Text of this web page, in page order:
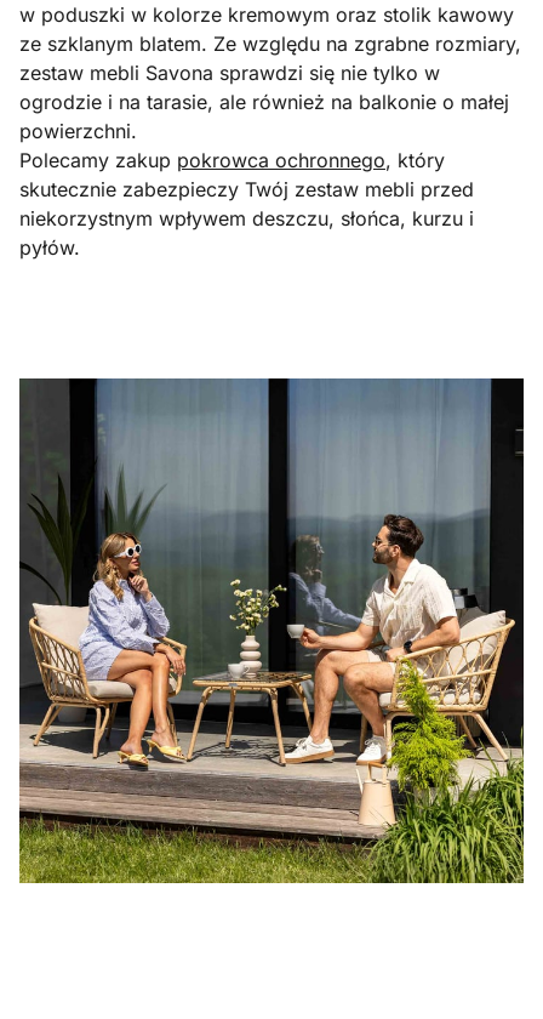
w poduszki w kolorze kremowym oraz stolik kawowy
ze szklanym blatem. Ze względu na zgrabne rozmiary,
zestaw mebli Savona sprawdzi się nie tylko w
ogrodzie i na tarasie, ale również na balkonie o małej
powierzchni.
Polecamy zakup pokrowca ochronnego, który
skutecznie zabezpieczy Twój zestaw mebli przed
niekorzystnym wpływem deszczu, słońca, kurzu i
pyłów.